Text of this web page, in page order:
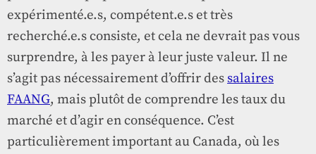
expérimenté.e.s, compétent.e.s et très
recherché.e.s consiste, et cela ne devrait pas vous
surprendre, à les payer à leur juste valeur. Il ne
s’agit pas nécessairement d’offrir des salaires
FAANG, mais plutôt de comprendre les taux du
marché et d’agir en conséquence. C’est
particulièrement important au Canada, où les